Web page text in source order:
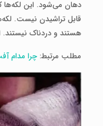
دهان می‌شود. این
قابل تراشیدن نیست.
هستند و دردناک نیستند.
مطلب مرتبط: چرا مدام آفت میزنم؟ |